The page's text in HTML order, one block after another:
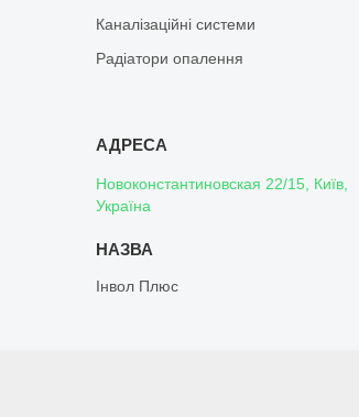
Каналізаційні системи
Радіатори опалення
Новоконстантиновская 22/15, Київ,
Україна
Інвол Плюс